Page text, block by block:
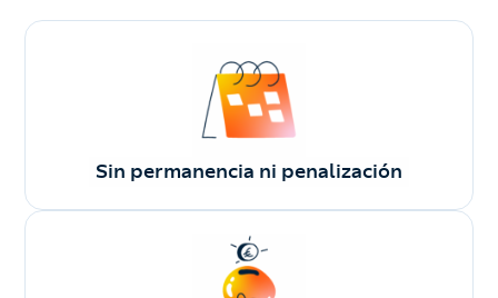
Sin permanencia ni penalización